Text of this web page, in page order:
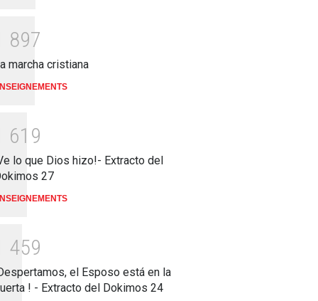
897
marcha cristiana
61 9
lo que Dios hizo!- Extracto del
27
459
el Esposo está en la
! - Extracto del Dokimos 24